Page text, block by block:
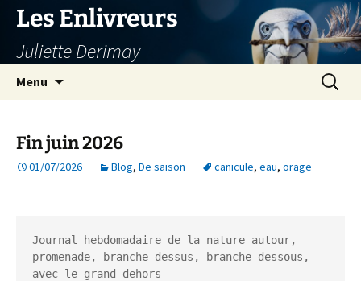
Aller
contenu
Les Enlivreurs
Juliette Derimay
Menu
Fin juin 2026
01/07/2026 Blog, De saison canicule, eau, orage
Journal hebdomadaire de la nature autour,
promenade, branche dessus, branche dessous,
avec le grand dehors